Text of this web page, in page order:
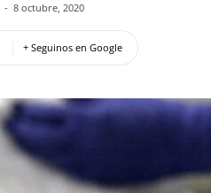
- 8 octubre, 2020
+ Seguinos en Google